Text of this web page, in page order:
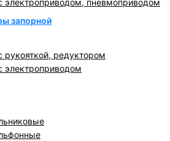
пневмоприводом
запорной
рукояткой, редуктором
электроприводом